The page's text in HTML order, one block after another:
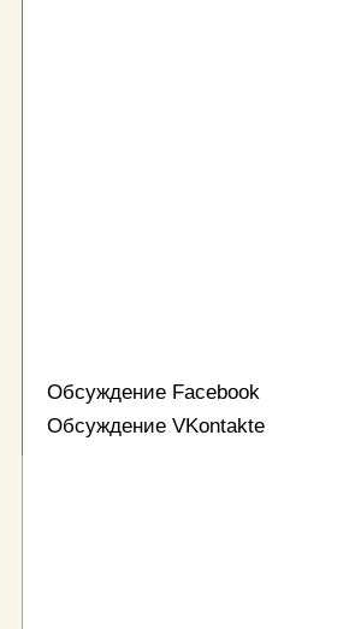
Обсуждение Facebook
Обсуждение VKontakte